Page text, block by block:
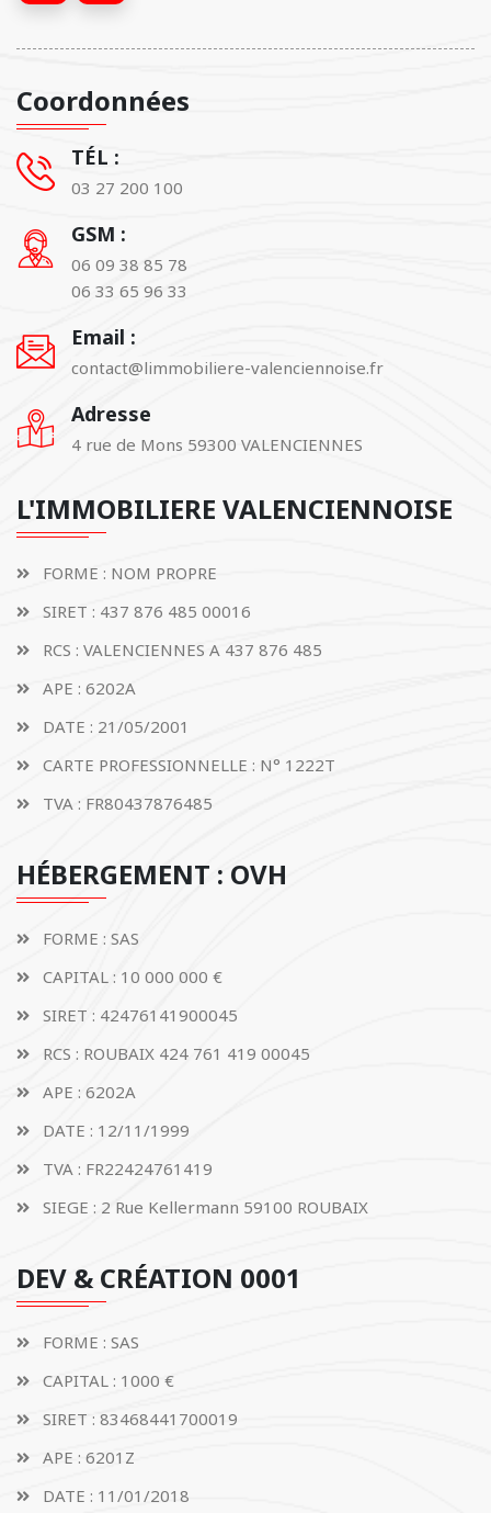
Coordonnées
TÉL :
03 27 200 100
GSM :
06 09 38 85 78
06 33 65 96 33
Email :
contact@limmobiliere-valenciennoise.fr
Adresse
4 rue de Mons 59300 VALENCIENNES
L'IMMOBILIERE VALENCIENNOISE
FORME : NOM PROPRE
SIRET : 437 876 485 00016
RCS : VALENCIENNES A 437 876 485
APE : 6202A
DATE : 21/05/2001
CARTE PROFESSIONNELLE : N° 1222T
TVA : FR80437876485
HÉBERGEMENT : OVH
FORME : SAS
CAPITAL : 10 000 000 €
SIRET : 42476141900045
RCS : ROUBAIX 424 761 419 00045
APE : 6202A
DATE : 12/11/1999
TVA : FR22424761419
SIEGE : 2 Rue Kellermann 59100 ROUBAIX
DEV & CRÉATION 0001
FORME : SAS
CAPITAL : 1000 €
SIRET : 83468441700019
APE : 6201Z
DATE : 11/01/2018